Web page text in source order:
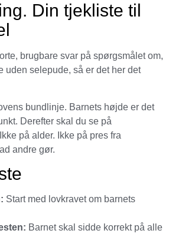
Din tjekliste til
brugbare svar på spørgsmålet om,
uden selepude, så er det her det
bundlinje. Barnets højde er det
Derefter skal du se på
på alder. Ikke på pres fra
andre gør.
Start med lovkravet om barnets
Barnet skal sidde korrekt på alle